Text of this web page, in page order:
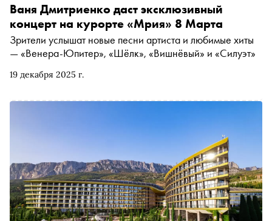
19 декабря 2025 г.
Ваня Дмитриенко даст эксклюзивный
концерт на курорте «Мрия» 8 Марта
Зрители услышат новые песни артиста и любимые хиты
— «Венера-Юпитер», «Шёлк», «Вишнёвый» и «Силуэт»